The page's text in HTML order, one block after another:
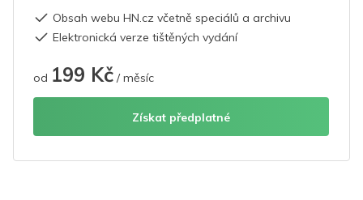
Obsah webu HN.cz včetně speciálů a archivu
Elektronická verze tištěných vydání
od 199 Kč / měsíc
Získat předplatné